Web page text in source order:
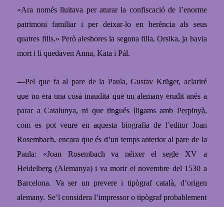
«Ara només lluitava per aturar la confiscació de l’enorme
patrimoni familiar i per deixar-lo en herència als seus
quatres fills.» Però aleshores la segona filla, Orsika, ja havia
mort i li quedaven Anna, Kata i Pál.
—Pel que fa al pare de la Paula, Gustav Krüger, aclariré
que no era una cosa inaudita que un alemany erudit anés a
parar a Catalunya, ni que tingués lligams amb Perpinyà,
com es pot veure en aquesta biografia de l’editor Joan
Rosembach, encara que és d’un temps anterior al pare de la
Paula: «Joan Rosembach va néixer el segle XV a
Heidelberg (Alemanya) i va morir el novembre del 1530 a
Barcelona. Va ser un prevere i tipògraf català, d’origen
alemany. Se’l considera l’impressor o tipògraf probablement